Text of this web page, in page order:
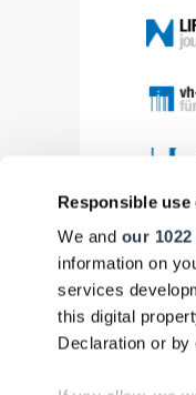
Responsible
We and our
information on
services
this digital
Declaration or